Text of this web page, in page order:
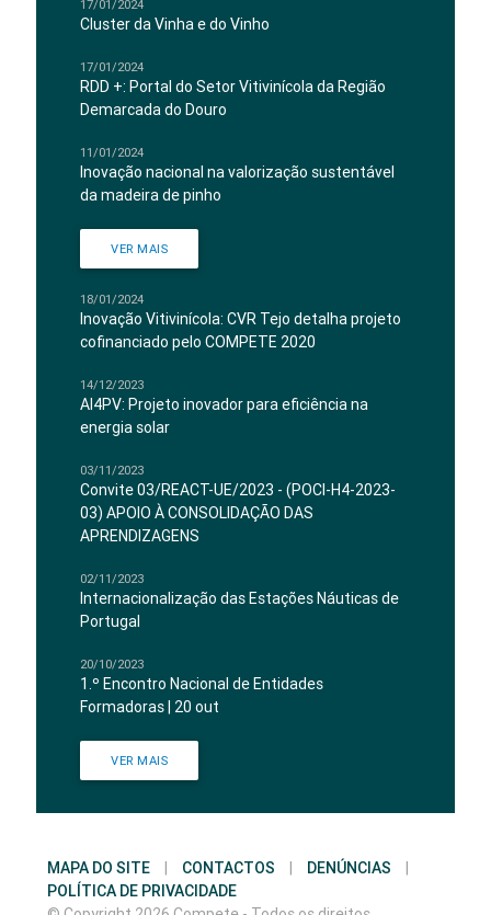
17/01/2024
Cluster da Vinha e do Vinho
17/01/2024
RDD +: Portal do Setor Vitivinícola da Região
Demarcada do Douro
11/01/2024
Inovação nacional na valorização sustentável
da madeira de pinho
VER MAIS
18/01/2024
Inovação Vitivinícola: CVR Tejo detalha projeto
cofinanciado pelo COMPETE 2020
14/12/2023
AI4PV: Projeto inovador para eficiência na
energia solar
03/11/2023
Convite 03/REACT-UE/2023 - (POCI-H4-2023-
03) APOIO À CONSOLIDAÇÃO DAS
APRENDIZAGENS
02/11/2023
Internacionalização das Estações Náuticas de
Portugal
20/10/2023
1.º Encontro Nacional de Entidades
Formadoras | 20 out
VER MAIS
MAPA DO SITE | CONTACTOS | DENÚNCIAS
|
POLÍTICA DE PRIVACIDADE